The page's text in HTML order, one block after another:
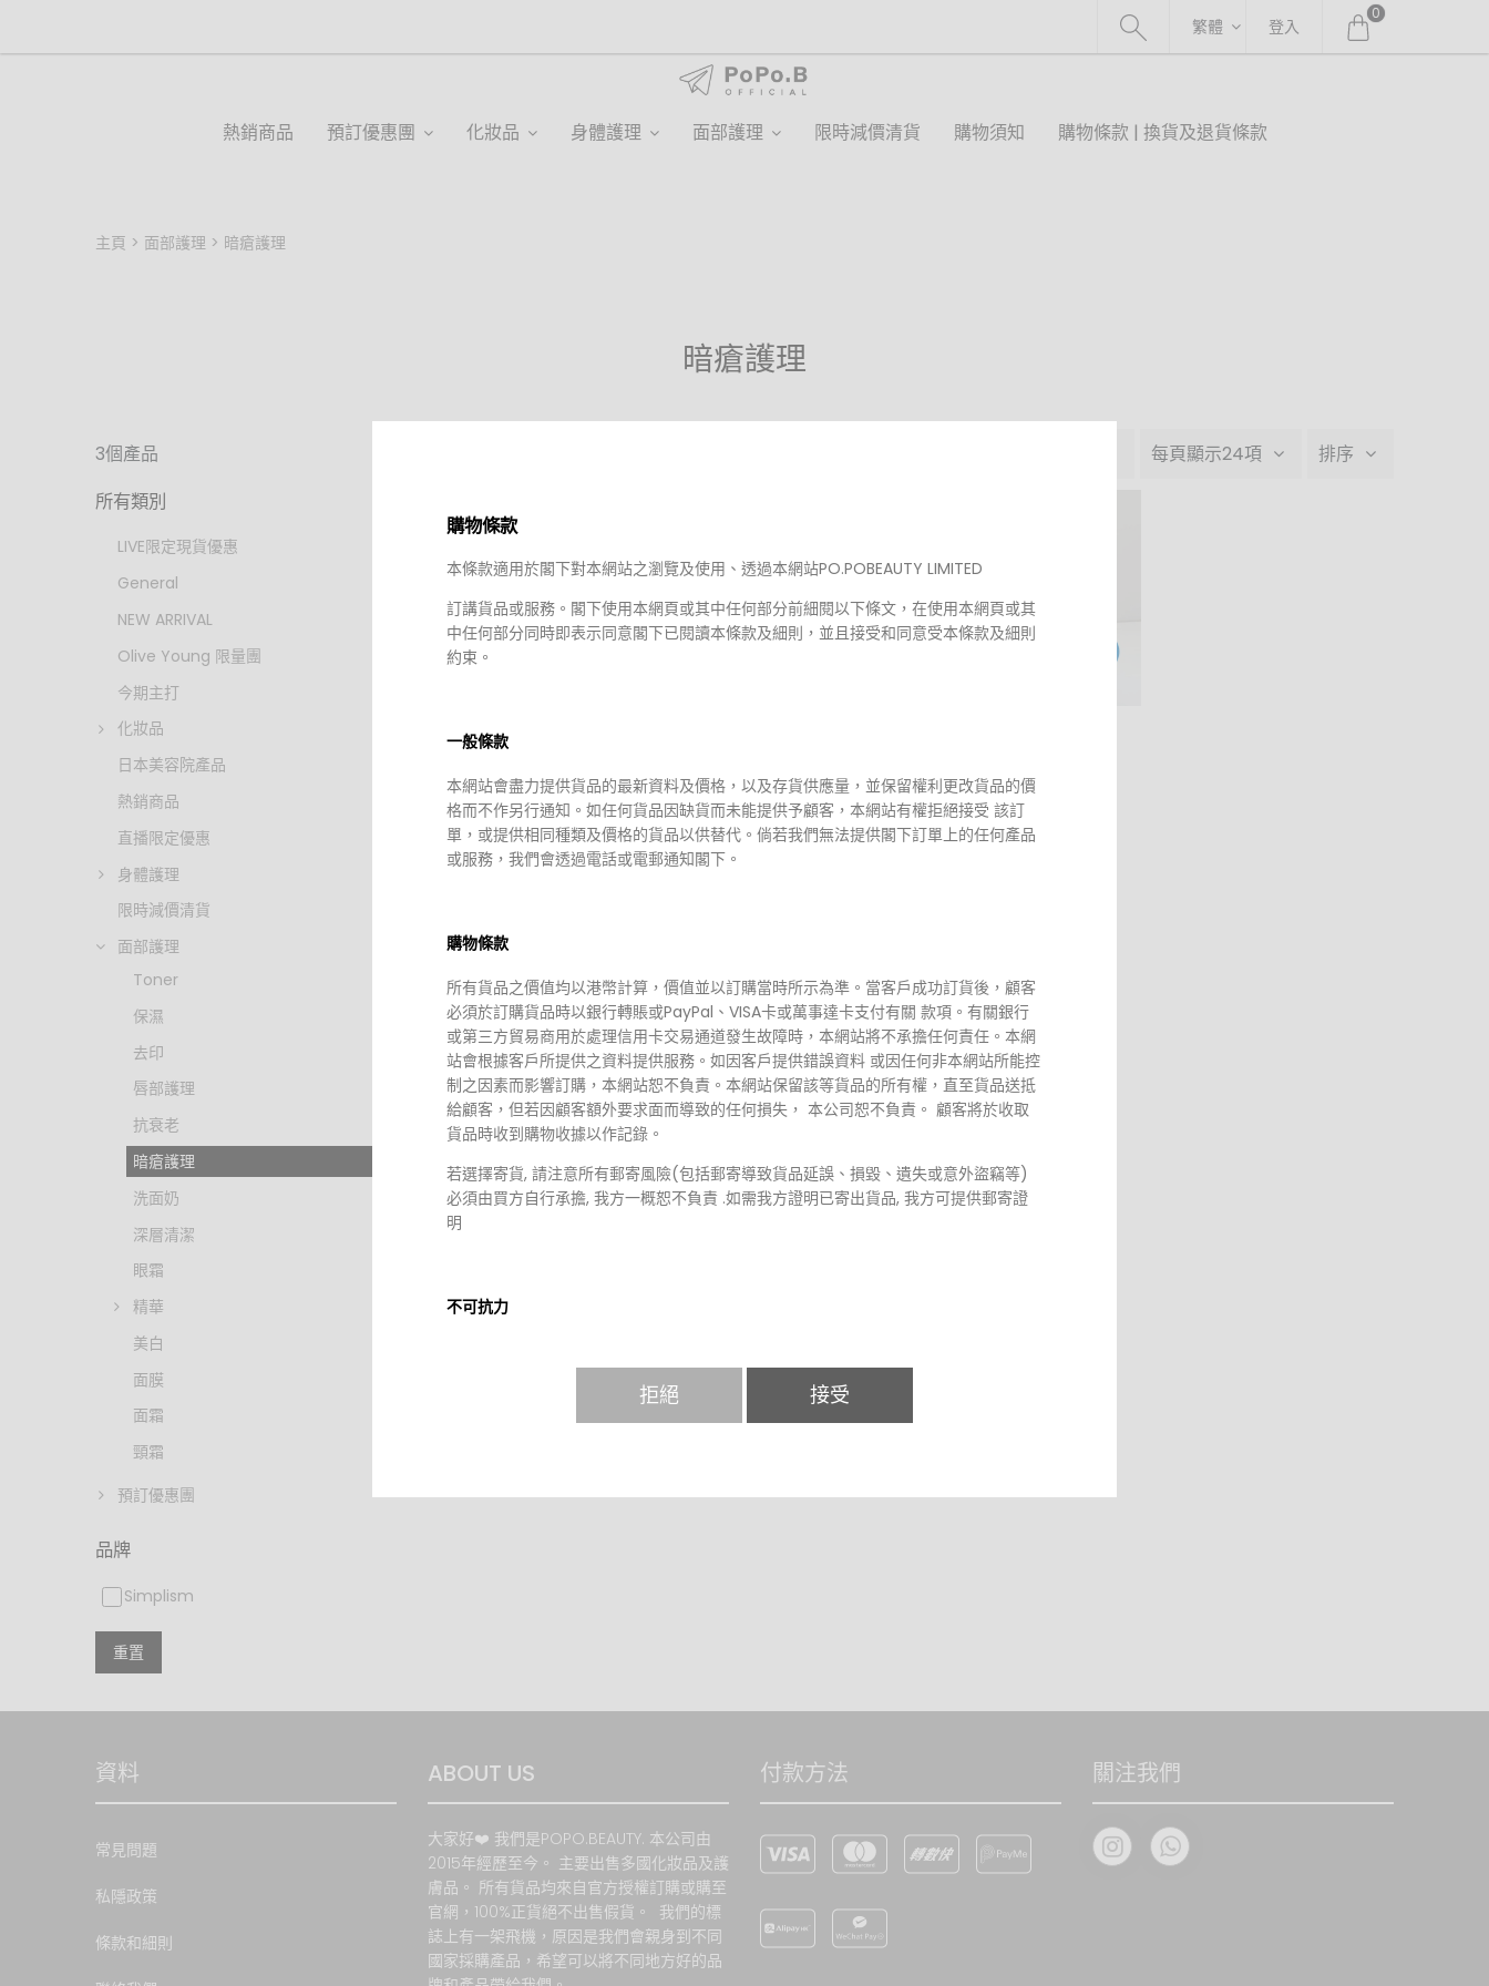
繁體 登入
0
熱銷商品 預訂優惠團 化妝品 身體護理 面部護理 限時減價清貨 購物須知 購物條款 | 換貨及退貨條款
主頁 面部護理 暗瘡護理
暗瘡護理
每頁顯示24項 排序
3個產品
所有類別
LIVE限定現貨優惠
General
NEW ARRIVAL
Olive Young 限量團
今期主打
化妝品
日本美容院產品
熱銷商品
直播限定優惠
身體護理
限時減價清貨
面部護理
Toner
保濕
去印
唇部護理
抗衰老
暗瘡護理
洗面奶
深層清潔
眼霜
精華
美白
面膜
面霜
頸霜
預訂優惠團
品牌
Simplism
重置
HKD $168.00
HANMI PRO Calm
Fusimedi Repair Shot
Ampoules 10ml
handok祛痘暗粒水 30ml
Simplism
Simplism 簡單保養淨痘
精華 50ml
資料
常見問題
私隱政策
條款和細則
ABOUT US
大家好❤️ 我們是POPO.BEAUTY. 本公司由
2015年經歷至今。 主要出售多國化妝品及護
膚品。 所有貨品均來自官方授權訂購或購至
官網，100%正貨絕不出售假貨。 我們的標
誌上有一架飛機，原因是我們會親身到不同
國家採購產品，希望可以將不同地方好的品
付款方法 關注我們
購物條款
本條款適用於閣下對本網站之瀏覽及使用、透過本網站PO.POBEAUTY LIMITED
訂講貨品或服務。閣下使用本網頁或其中任何部分前細閱以下條文，在使用本網頁或其
中任何部分同時即表示同意閣下已閱讀本條款及細則，並且接受和同意受本條款及細則
約束。
一般條款
本網站會盡力提供貨品的最新資料及價格，以及存貨供應量，並保留權利更改貨品的價
格而不作另行通知。如任何貨品因缺貨而未能提供予顧客，本網站有權拒絕接受 該訂
單，或提供相同種類及價格的貨品以供替代。倘若我們無法提供閣下訂單上的任何產品
或服務，我們會透過電話或電郵通知閣下。
購物條款
所有貨品之價值均以港幣計算，價值並以訂購當時所示為準。當客戶成功訂貨後，顧客
必須於訂購貨品時以銀行轉賬或PayPal、VISA卡或萬事達卡支付有關 款項。有關銀行
或第三方貿易商用於處理信用卡交易通道發生故障時，本網站將不承擔任何責任。本網
站會根據客戶所提供之資料提供服務。如因客戶提供錯誤資料 或因任何非本網站所能控
制之因素而影響訂購，本網站恕不負責。本網站保留該等貨品的所有權，直至貨品送抵
給顧客，但若因顧客額外要求面而導致的任何損失， 本公司恕不負責。 顧客將於收取
貨品時收到購物收據以作記錄。
若選擇寄貨, 請注意所有郵寄風險(包括郵寄導致貨品延誤、損毀、遺失或意外盜竊等)
必須由買方自行承擔, 我方一概恕不負責 .如需我方證明已寄出貨品, 我方可提供郵寄證
明
不可抗力
制的情況而未能準確地提供閣下所需的服務，本網站均不會向使用者或任何第三者承擔
本公司所以貨品均為正品正貨。
換貨及退貨條款
– 包裝有封條之產品:
如閣下於本公司購買的有封條之商品於7天內 (以收貨日起計算) 發現品牌, 款式錯誤，
拒絕 接受